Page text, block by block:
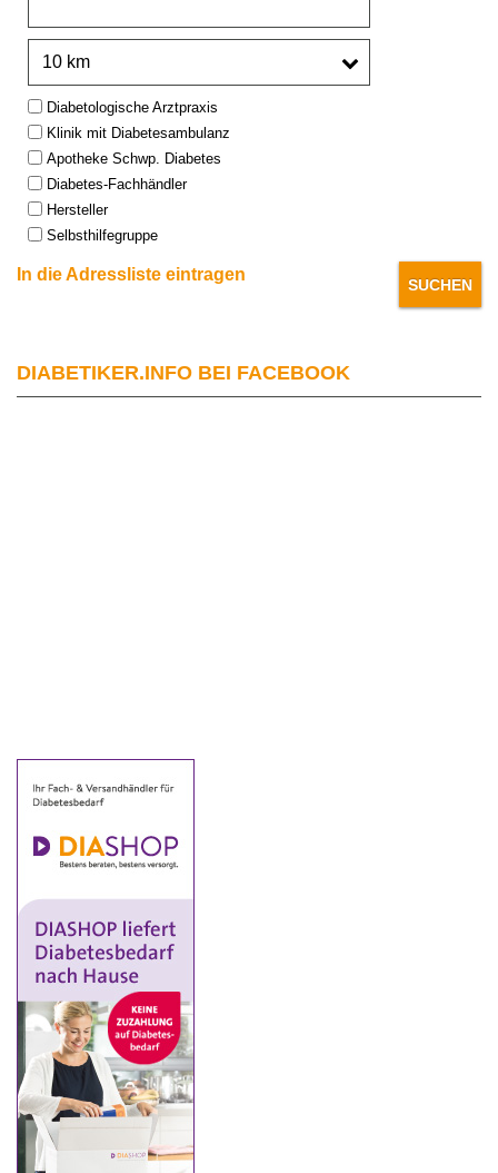
Type:Diabetologische Arztpraxis
Klinik mit Diabetesambulanz
Apotheke Schwp. Diabetes
Diabetes-Fachhändler
Hersteller
Selbsthilfegruppe
In die Adressliste eintragen
DIABETIKER.INFO BEI FACEBOOK